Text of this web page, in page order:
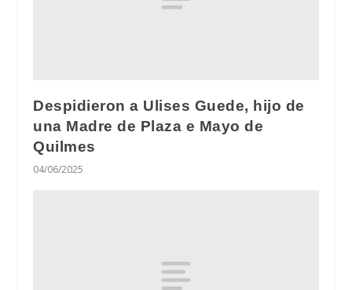
Despidieron a Ulises Guede, hijo de
una Madre de Plaza e Mayo de
Quilmes
04/06/2025